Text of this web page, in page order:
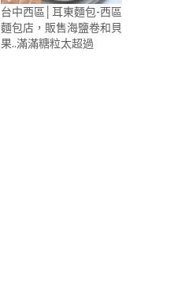
台中西區│耳東麵包-西區
麵包店，販售海鹽卷和貝
果..滿滿糖粒太超過